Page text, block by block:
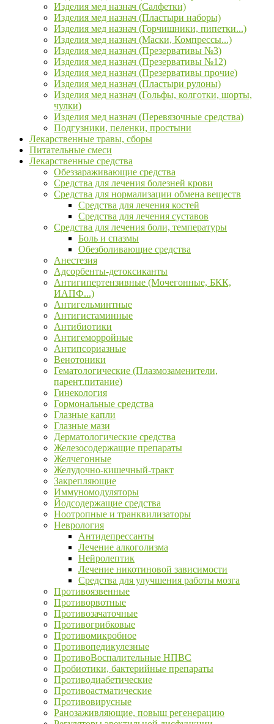
Изделия мед назнач (Салфетки)
Изделия мед назнач (Пластыри наборы)
Изделия мед назнач (Горчишники, пипетки...)
Изделия мед назнач (Маски, Компрессы...)
Изделия мед назнач (Презервативы №3)
Изделия мед назнач (Презервативы №12)
Изделия мед назнач (Презервативы прочие)
Изделия мед назнач (Пластыри рулоны)
Изделия мед назнач (Гольфы, колготки, шорты,
чулки)
Изделия мед назнач (Перевязочные средства)
Подгузники, пеленки, простыни
Лекарственные травы, сборы
Питательные смеси
Лекарственные средства
Обеззараживающие средства
Средства для лечения болезней крови
Средства для нормализации обмена веществ
Средства для лечения костей
Средства для лечения суставов
Средства для лечения боли, температуры
Боль и спазмы
Обезболивающие средства
Анестезия
Адсорбенты-детоксиканты
Антигипертензивные (Мочегонные, БКК,
ИАПФ...)
Антигельминтные
Антигистаминные
Антибиотики
Антигеморройные
Антипсориазные
Венотоники
Гематологические (Плазмозаменители,
парент.питание)
Гинекология
Гормональные средства
Глазные капли
Глазные мази
Дерматологические средства
Железосодержащие препараты
Желчегонные
Желудочно-кишечный-тракт
Закрепляющие
Иммуномодуляторы
Йодсодержащие средства
Ноотропные и транквилизаторы
Неврология
Антидепрессанты
Лечение алкоголизма
Нейролептик
Лечение никотиновой зависимости
Средства для улучшения работы мозга
Противоязвенные
Противорвотные
Противозачаточные
Противогрибковые
Противомикробное
Противопедикулезные
ПротивоВоспалительные НПВС
Пробиотики, бактерийные препараты
Противодиабетические
Противоастматические
Противовирусные
Ранозаживляющие, повыш регенерацию